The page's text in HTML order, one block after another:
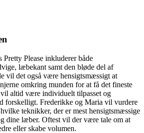
Please inkluderer både
læbekant samt den bløde del af
vil det også være hensigtsmæssigt at
omkring munden for at få det fineste
altid være individuelt tilpasset og
forskelligt. Frederikke og Maria vil vurdere
teknikker, der er mest hensigtsmæssige
dine læber. Oftest vil der være tale om at
eller skabe volumen.